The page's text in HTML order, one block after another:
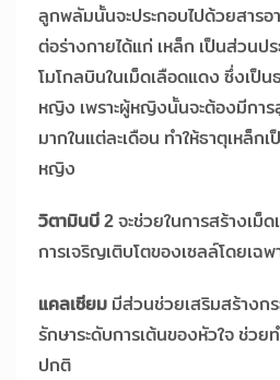
ลูกพลัมนั้นจะประกอบไปด้วยสารอ
ต่อร่างกายได้แก่ เหล็ก เป็นส่วนป
โมโกลบินในเม็ดเลือดแดง ซึ่งเป็
หญิง เพราะผู้หญิงนั้นจะต้องมีกา
มากในแต่ละเดือน ทำให้ธาตุเหล็ก
หญิง
วิตามินบี 2จะช่วยในการสร้างเม็
การเจริญเติบโตของเซลล์โดยเฉ
แคลเซียม มีส่วนช่วยเสริมสร้างก
รักษาระดับการเต้นของหัวใจ ช่วย
ปกติ